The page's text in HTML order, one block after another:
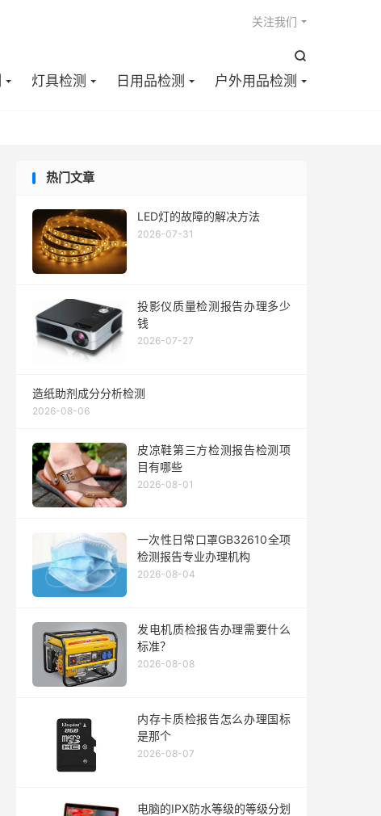

灯具检测 日用品检测 户外用品检测
关注我们
热门文章
LED灯的故障的解决方法
2026-07-31
投影仪质量检测报告办理多少
钱
2026-07-27
造纸助剂成分分析检测
2026-08-06
皮凉鞋第三方检测报告检测项
目有哪些
2026-08-01
一次性日常口罩GB32610全项
检测报告专业办理机构
2026-08-04
发电机质检报告办理需要什么
标准？
2026-08-08
内存卡质检报告怎么办理国标
是那个
2026-08-07
电脑的IPX防水等级的等级分划